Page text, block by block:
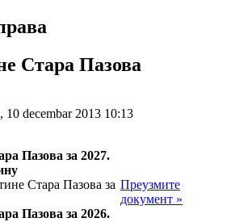
Стара Пазова
10 decembar 2013 10:13
Пазова за 2027.
Стара Пазова за Преузмите
документ »
Пазова за 2026.